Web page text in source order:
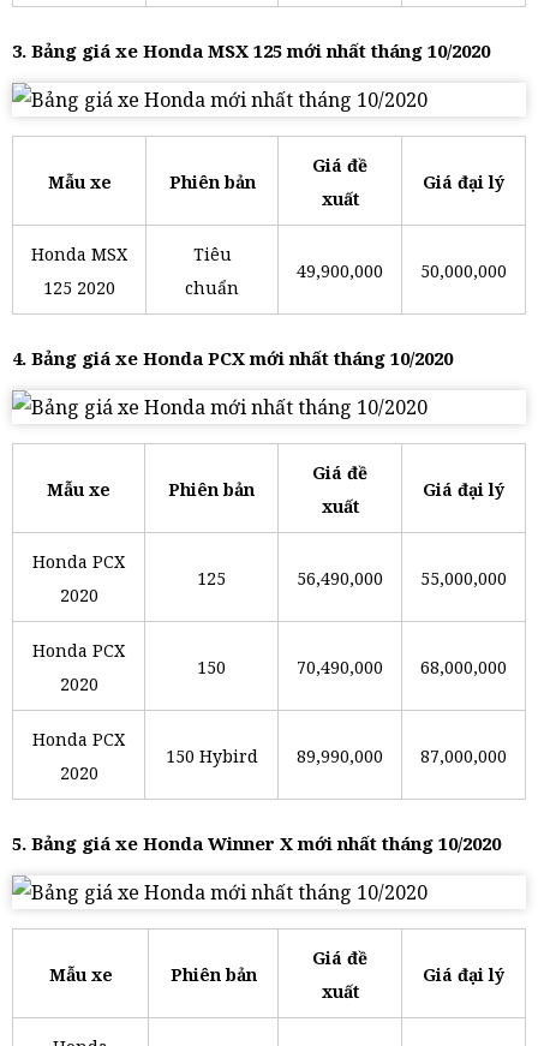
3. Bảng giá xe Honda MSX 125 mới nhất tháng 10/2020
Mẫu xe Phiên bản
Giá đề
xuất
Giá đại lý
Honda MSX
125 2020
Tiêu
chuẩn
49,900,000 50,000,000
4. Bảng giá xe Honda PCX mới nhất tháng 10/2020
Mẫu xe Phiên bản
Giá đề
xuất
Giá đại lý
Honda PCX
2020
125 56,490,000 55,000,000
Honda PCX
2020
150 70,490,000 68,000,000
Honda PCX
2020
150 Hybird 89,990,000 87,000,000
5. Bảng giá xe Honda Winner X mới nhất tháng 10/2020
Mẫu xe Phiên bản
Giá đề
xuất
Giá đại lý